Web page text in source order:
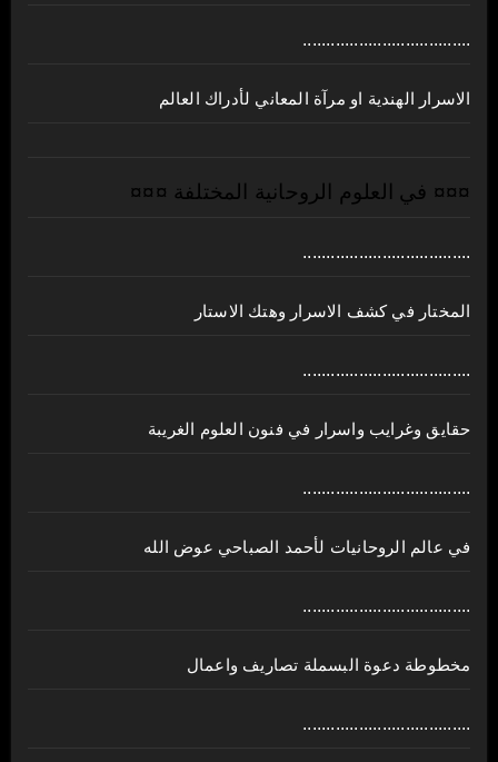
....................................
الاسرار الهندية او مرآة المعاني لأدراك العالم
¤¤¤ في العلوم الروحانية المختلفة ¤¤¤
....................................
المختار في كشف الاسرار وهتك الاستار
....................................
حقايق وغرايب واسرار في فنون العلوم الغريبة
....................................
في عالم الروحانيات لأحمد الصباحي عوض الله
....................................
مخطوطة دعوة البسملة تصاريف واعمال
....................................